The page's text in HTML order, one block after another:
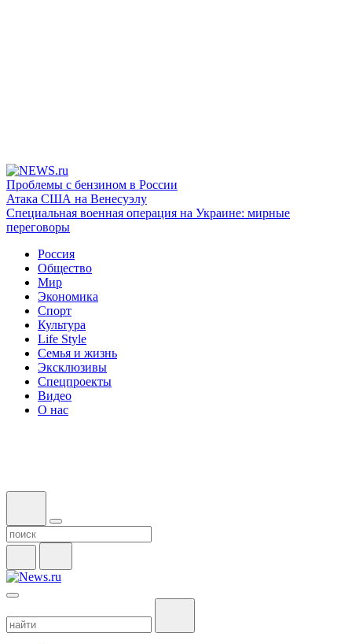
Проблемы с бензином в России
Атака США на Венесуэлу
Специальная военная операция на Украине: мирные
переговоры
Россия
Общество
Мир
Экономика
Спорт
Культура
Life Style
Семья и жизнь
Эксклюзивы
Спецпроекты
Видео
О нас